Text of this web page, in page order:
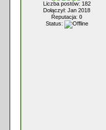
Liczba postów: 182
Dołączył: Jan 2018
Reputacja: 0
Status: